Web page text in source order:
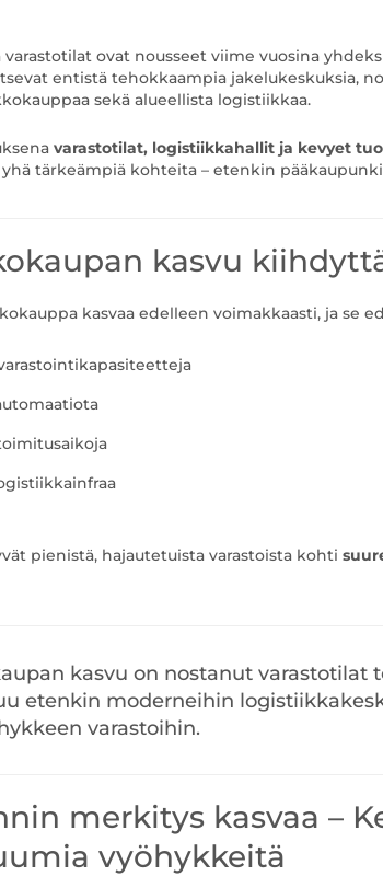
varastotilat ovat nousseet viime vuosina
entistä tehokkaampia jakelukeskuksia,
sekä alueellista logistiikkaa.
varastotilat, logistiikkahallit ja kevyet
tärkeämpiä kohteita – etenkin
kasvu
kasvaa edelleen voimakkaasti, ja se
pienistä, hajautetuista varastoista kohti
kasvu on nostanut
etenkin moderneihin
varastoihin.
merkitys kasvaa –
vyöhykkeitä